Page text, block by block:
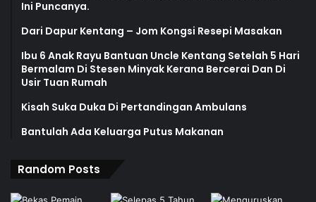
Ini Puncanya.
Dari Dapur Kentang – Jom Kongsi Resepi Masakan
Ibu 6 Anak Rayu Bantuan Uncle Kentang Setelah 5 Hari
Bermalam Di Stesen Minyak Kerana Bercerai Dan Di
Usir Tuan Rumah
Kisah Suka Duka Di Pertandingan Ambulans
Bantulah Ada Keluarga Putus Makanan
Random Posts